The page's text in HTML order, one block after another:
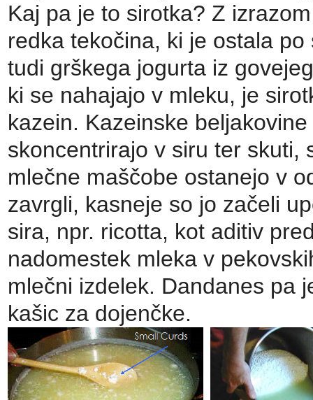
Kaj pa je to sirotka? Z
redka tekočina, ki je ostala
tudi grškega jogurta iz
ki se nahajajo v mleku, je
kazein. Kazeinske
skoncentrirajo v siru ter skuti,
mlečne maščobe ostanejo v
zavrgli, kasneje so jo začeli
sira, npr. ricotta, kot aditiv
nadomestek mleka v
mlečni izdelek. Dandanes pa
kašic za dojenčke.